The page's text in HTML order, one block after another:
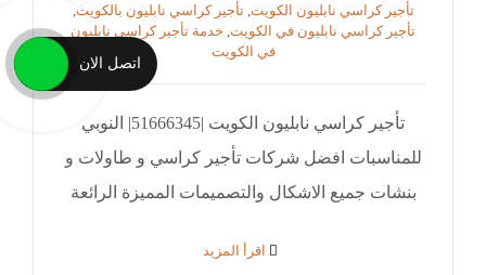
تأجير كراسي نابليون الكويت ,تأجير كراسي نابليون بالكويت
تأجير كراسي نابليون في الكويت خدمة تأجير كراسي نابليون
في الكويت
تأجير كراسي نابليون الكويت |51666345| النوبي
للمناسبات افضل شركات تأجير كراسي و طاولات و
بنشات جميع الاشكال والتصميمات المميزة الرائعة
اتصل الان